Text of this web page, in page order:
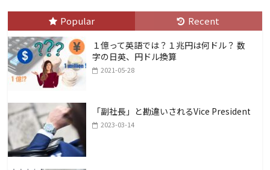
Popular Recent
１億って英語では？１兆円は何ドル？ 数
字の日英、円ドル換算
2021-05-28
「副社長」と勘違いされるVice President
2023-03-14